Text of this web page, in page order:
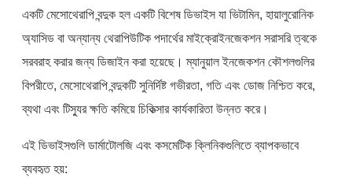
একটি মেসোথেরাপি বন্দুক হল একটি বিশেষ ডিভাইস যা ভিটামিন, হায়ালুরোনিক
অ্যাসিড বা অন্যান্য থেরাপিউটিক পদার্থের মাইক্রোইনজেকশন সরাসরি ত্বকে
সরবরাহ করার জন্য ডিজাইন করা হয়েছে। ম্যানুয়াল ইনজেকশন কৌশলগুলির
বিপরীতে, মেসোথেরাপি বন্দুকটি সুনির্দিষ্ট গভীরতা, গতি এবং ডোজ নিশ্চিত করে,
ব্যথা এবং টিস্যুর ক্ষতি কমিয়ে চিকিত্সার কার্যকারিতা উন্নত করে।
এই ডিভাইসগুলি ডার্মাটোলজি এবং কসমেটিক ক্লিনিকগুলিতে ব্যাপকভাবে
ব্যবহৃত হয়: